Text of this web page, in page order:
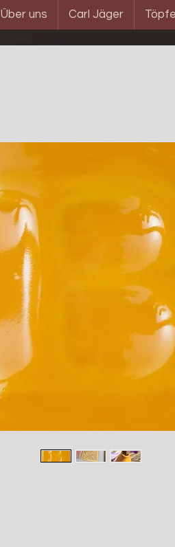
Über uns Carl Jäger